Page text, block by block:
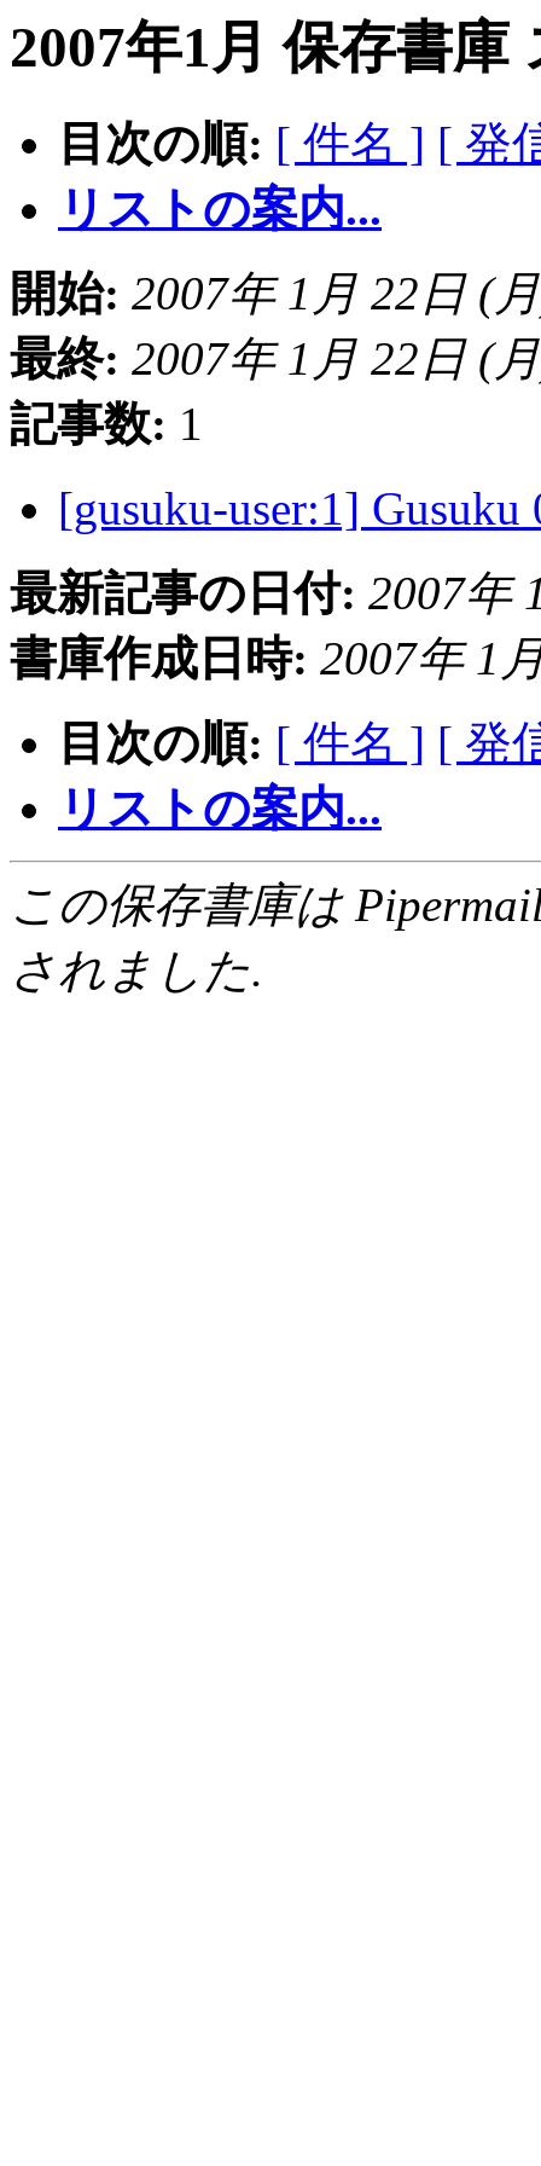
2007年1月 保存書庫
目次の順: [ 件名 ] [ 発
リストの案内...
開始: 2007年 1月 22日 (
最終: 2007年 1月 22日 (
記事数: 1
[gusuku-user:1]
最新記事の日付: 2007年
書庫作成日時: 2007年 1
目次の順: [ 件名 ] [ 発
リストの案内...
この保存書庫は
されました.